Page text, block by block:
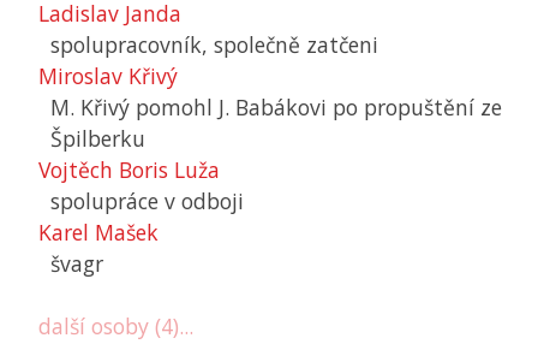
Ladislav Janda
spolupracovník, společně zatčeni
Miroslav Křivý
M. Křivý pomohl J. Babákovi po propuštění ze
Špilberku
Vojtěch Boris Luža
spolupráce v odboji
Karel Mašek
švagr
další osoby (4)...